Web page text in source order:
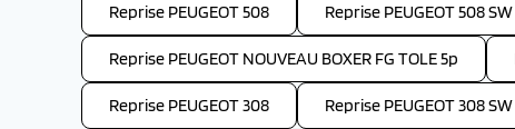
Reprise PEUGEOT 508 Reprise PEUGEOT 508 SW
Reprise PEUGEOT NOUVEAU BOXER FG TOLE 5p
Reprise PEUGEOT 308 Reprise PEUGEOT 308 SW